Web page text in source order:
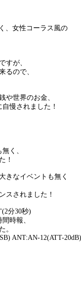
、女性コーラス風の
すが、
るので、
や世界のお金、
慢されました！
く、
！
きなイベントも無く
スされました！
分30秒)
時報、
。
ANT:AN-12(ATT-